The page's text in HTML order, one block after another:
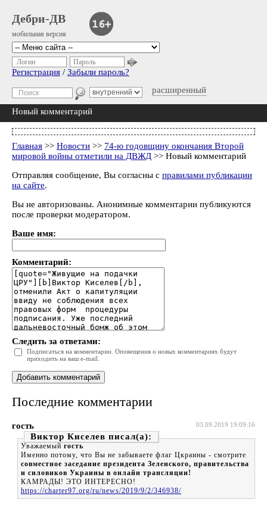
Дебри-ДВ
мобильная версия
расширенный
Логин Пароль
Регистрация / Забыли пароль?
Новый комментарий
Главная >> Новости >> 74-ю годовщину окончания Второй
мировой войны отметили на ДВЖД >> Новый комментарий
Отправляя сообщение, Вы согласны с правилами публикации
на сайте.
Вы не авторизованы. Анонимные комментарии публикуются
после проверки модератором.
Ваше имя:
Комментарий:
Следить за ответами:
Подписаться на комментарии. Оповещения о новых комментариях будут
приходить на ваш e-mail.
Последние комментарии
03.09.2019 19:09:16
гость
Виктор Киселев
Уважаемыйгость
Именно потому, что Вы не забываете флаг Цкраины - смотрите
совместное заседание президента Зеленского, правительства
и силовиков Украины в онлайн трансляции!
КАМРАДЫ! ЭТО ИНТЕРЕСНО!
https://charter97.org/ru/news/2019/9/2/346938/